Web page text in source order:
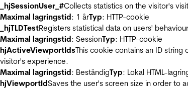
_hjSessionUser_#Collects statistics on the visitor's
Maximal lagringstid: 1 årTyp: HTTP-cookie
_hjTLDTestRegisters statistical data on users'
Maximal lagringstid: SessionTyp: HTTP-cookie
hjActiveViewportIdsThis cookie contains an ID
visitor's experience.
Maximal lagringstid: BeständigTyp: Lokal HTML-
hjViewportIdSaves the user's screen size in order to